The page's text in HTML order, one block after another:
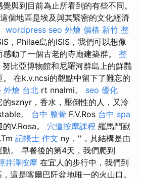
與到目前為止所看到的有些不同。
個地區是埃及與其緊密的文化經濟
wordpress seo 外燴 價格 新竹 整
，Philae島的ISIS，我們可以想像
動了一個古老的寺廟建築群。 整
努比亞博物館和尼羅河群島上的鮮豔
在k.v.ncsi的觀點中留下了難忘的
外燴 台北 rt nnalmi。 seo 優化
sznyr，香水，壓倒性的人，又冷
。 台中 整骨 F.V.Ros 台中 spa
V.Rosa。 穴道按摩課程 羅馬鬥獸
記帳士 作文 ny，''，其結構是由
。 早餐後的第4天，我們爬到
井澤按摩 在宜人的步行中，我們到
這是喀爾巴阡盆地唯一的火山口。